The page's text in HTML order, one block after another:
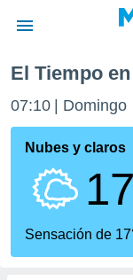
de
por
que se
calidad.
a este
las
El Tiempo
07:10 Domingo
Nubes y claros
Sensación de